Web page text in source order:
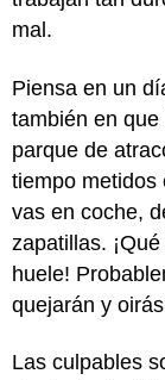
mal.
Piensa en un
también en
parque de
tiempo metidos
vas en coche,
zapatillas.
huele!
quejarán y
Las culpables